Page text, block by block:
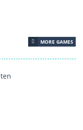
MORE GAMES